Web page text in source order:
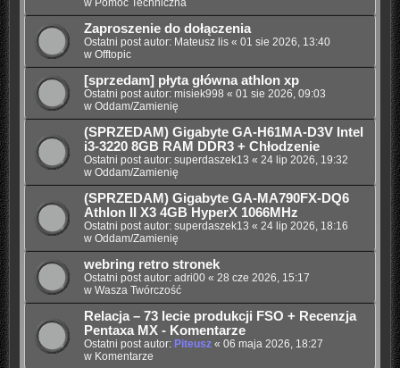
Zaproszenie do dołączenia
Ostatni post autor: Mateusz lis« 01 sie 2026, 13:40
w Offtopic
[sprzedam] płyta główna athlon xp
Ostatni post autor: misiek998 « 01 sie 2026, 09:03
w Oddam/Zamienię
(SPRZEDAM) Gigabyte GA-H61MA-D3V Intel
i3-3220 8GB RAM DDR3 + Chłodzenie
Ostatni post autor: superdaszek13 « 24 lip 2026, 19:32
w Oddam/Zamienię
(SPRZEDAM) Gigabyte GA-MA790FX-DQ6
Athlon II X3 4GB HyperX 1066MHz
Ostatni post autor: superdaszek13 « 24 lip 2026, 18:16
w Oddam/Zamienię
webring retro stronek
Ostatni post autor: adri00« 28 cze 2026, 15:17
w Wasza Twórczość
Relacja – 73 lecie produkcji FSO + Recenzja
Pentaxa MX - Komentarze
Ostatni post autor: Piteusz« 06 maja 2026, 18:27
w Komentarze